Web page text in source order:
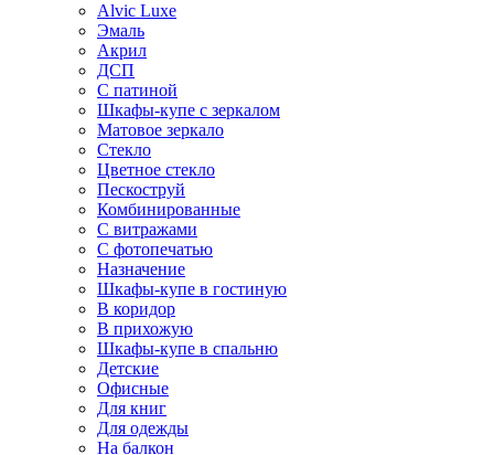
Alvic Luxe
Эмаль
Акрил
ДСП
С патиной
Шкафы-купе с зеркалом
Матовое зеркало
Стекло
Цветное стекло
Пескоструй
Комбинированные
С витражами
С фотопечатью
Назначение
Шкафы-купе в гостиную
В коридор
В прихожую
Шкафы-купе в спальню
Детские
Офисные
Для книг
Для одежды
На балкон